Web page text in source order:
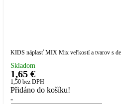
KIDS náplasť MIX Mix veľkostí a tvarov s
Skladom
1,65 €
1,50 bez DPH
Přidáno do košíku!
-